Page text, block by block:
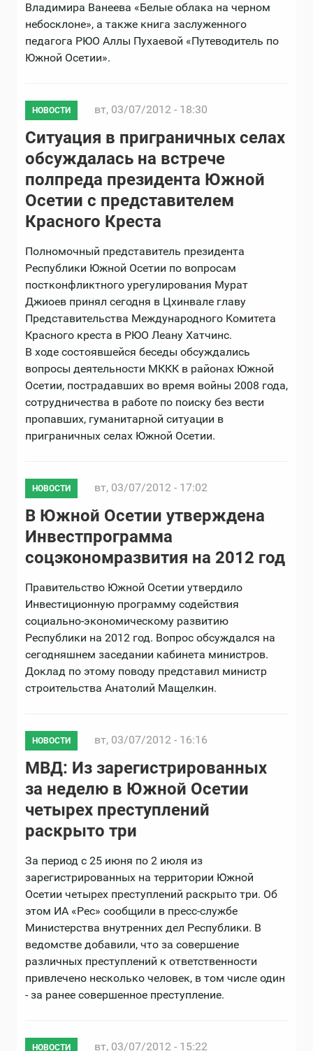
Владимира Ванеева «Белые облака на черном
небосклоне», а также книга заслуженного
педагога РЮО Аллы Пухаевой «Путеводитель по
Южной Осетии».
НОВОСТИ вт, 03/07/2012 - 18:30
Ситуация в приграничных селах
обсуждалась на встрече
полпреда президента Южной
Осетии с представителем
Красного Креста
Полномочный представитель президента
Республики Южной Осетии по вопросам
постконфликтного урегулирования Мурат
Джиоев принял сегодня в Цхинвале главу
Представительства Международного Комитета
Красного креста в РЮО Леану Хатчинс.
В ходе состоявшейся беседы обсуждались
вопросы деятельности МККК в районах Южной
Осетии, пострадавших во время войны 2008 года,
сотрудничества в работе по поиску без вести
пропавших, гуманитарной ситуации в
приграничных селах Южной Осетии.
НОВОСТИ вт, 03/07/2012 - 17:02
В Южной Осетии утверждена
Инвестпрограмма
соцэкономразвития на 2012 год
Правительство Южной Осетии утвердило
Инвестиционную программу содействия
социально-экономическому развитию
Республики на 2012 год. Вопрос обсуждался на
сегодняшнем заседании кабинета министров.
Доклад по этому поводу представил министр
строительства Анатолий Мащелкин.
НОВОСТИ вт, 03/07/2012 - 16:16
МВД: Из зарегистрированных
за неделю в Южной Осетии
четырех преступлений
раскрыто три
За период с 25 июня по 2 июля из
зарегистрированных на территории Южной
Осетии четырех преступлений раскрыто три. Об
этом ИА «Рес» сообщили в пресс-службе
Министерства внутренних дел Республики. В
ведомстве добавили, что за совершение
различных преступлений к ответственности
привлечено несколько человек, в том числе один
- за ранее совершенное преступление.
НОВОСТИ вт, 03/07/2012 - 15:22